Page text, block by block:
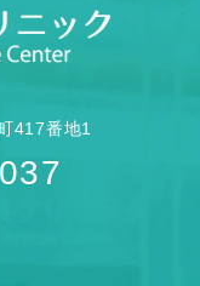
417番地1